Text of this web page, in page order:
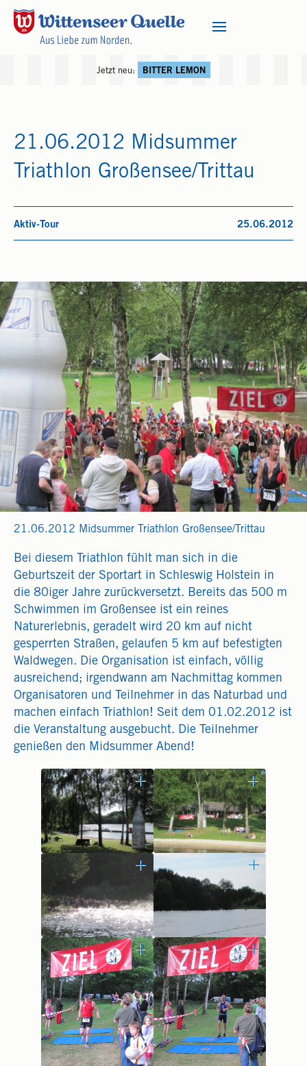
Jetzt neu: BITTER LEMON
21.06.2012 Midsummer
Triathlon Großensee/Trittau
Aktiv-Tour 25.06.2012
21.06.2012 Midsummer Triathlon Großensee/Trittau
Bei diesem Triathlon fühlt man sich in die
Geburtszeit der Sportart in Schleswig Holstein in
die 80iger Jahre zurückversetzt. Bereits das 500 m
Schwimmen im Großensee ist ein reines
Naturerlebnis, geradelt wird 20 km auf nicht
gesperrten Straßen, gelaufen 5 km auf befestigten
Waldwegen. Die Organisation ist einfach, völlig
ausreichend; irgendwann am Nachmittag kommen
Organisatoren und Teilnehmer in das Naturbad und
machen einfach Triathlon! Seit dem 01.02.2012 ist
die Veranstaltung ausgebucht. Die Teilnehmer
genießen den Midsummer Abend!